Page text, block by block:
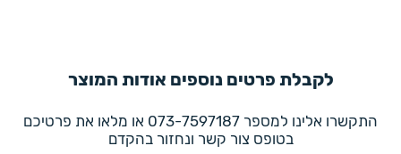
לקבלת פרטים נוספים אודות המוצר
התקשרו אלינו למספר 073-7597187 או מלאו את פרטיכם
בטופס צור קשר ונחזור בהקדם